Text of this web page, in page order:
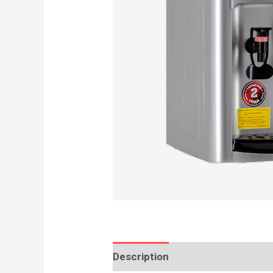
Description